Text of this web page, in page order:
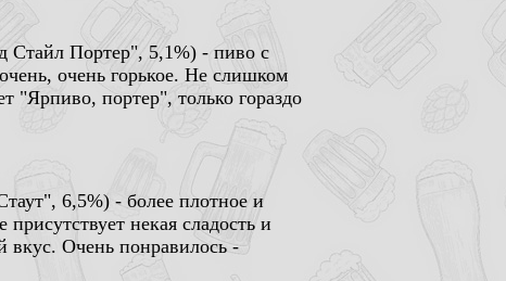
Стайл Портер", 5,1%) - пиво с
очень горькое. Не слишком
"Ярпиво, портер", только гораздо
6,5%) - более плотное и
некая сладость и
Очень понравилось -